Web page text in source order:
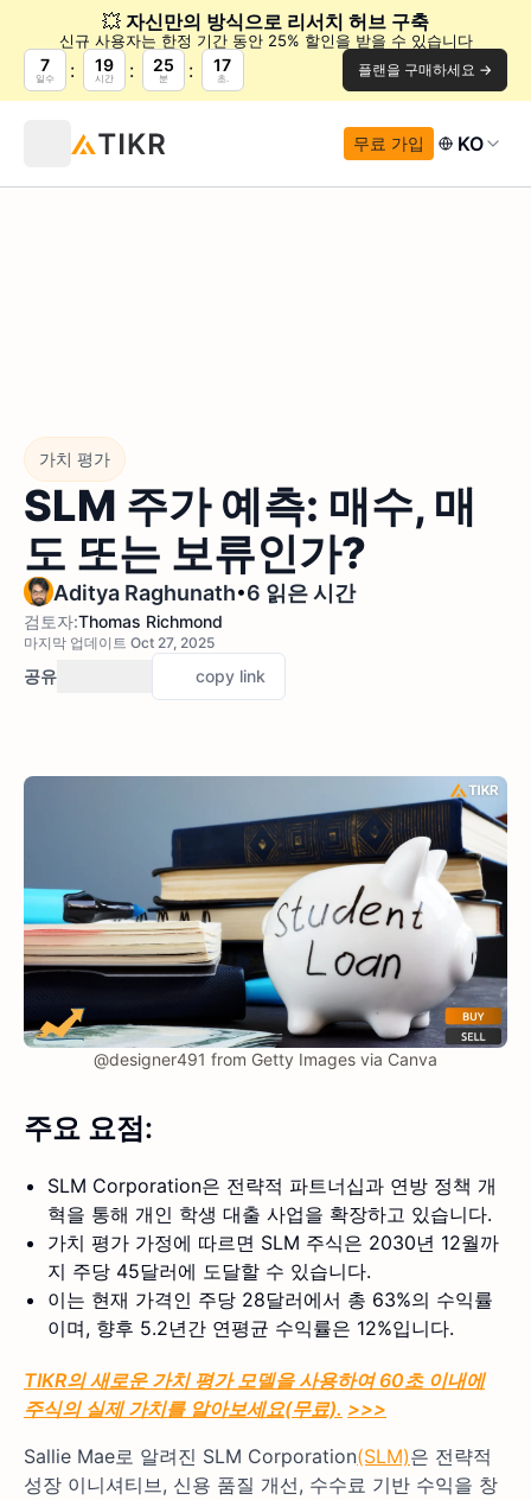
💥 자신만의 방식으로 리서치 허브 구축
신규 사용자는 한정 기간 동안 25% 할인을 받을 수 있습니다
7
일수
19
시간
25
분
16
초. 플랜을 구매하세요 →
무료 가입 KO
가치 평가
SLM 주가 예측: 매수, 매
도 또는 보류인가?
Aditya Raghunath•6 읽은 시간
검토자:Thomas Richmond
마지막 업데이트 Oct 27, 2025
공유 copy link
@designer491 from Getty Images via Canva
주요 요점:
SLM Corporation은 전략적 파트너십과 연방 정책 개
혁을 통해 개인 학생 대출 사업을 확장하고 있습니다.
가치 평가 가정에 따르면 SLM 주식은 2030년 12월까
지 주당 45달러에 도달할 수 있습니다.
이는 현재 가격인 주당 28달러에서 총 63%의 수익률
이며, 향후 5.2년간 연평균 수익률은 12%입니다.
TIKR의 새로운 가치 평가 모델을 사용하여 60초 이내에
주식의 실제 가치를 알아보세요(무료). >>>
Sallie Mae로 알려진 SLM Corporation(SLM)은 전략적
성장 이니셔티브, 신용 품질 개선, 수수료 기반 수익을 창